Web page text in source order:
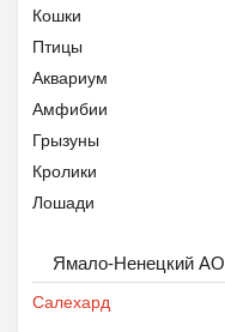
Кошки
Птицы
Аквариум
Амфибии
Грызуны
Кролики
Лошади
С/х животные
Хорьки
Ямало-Ненецкий АО
Салехард